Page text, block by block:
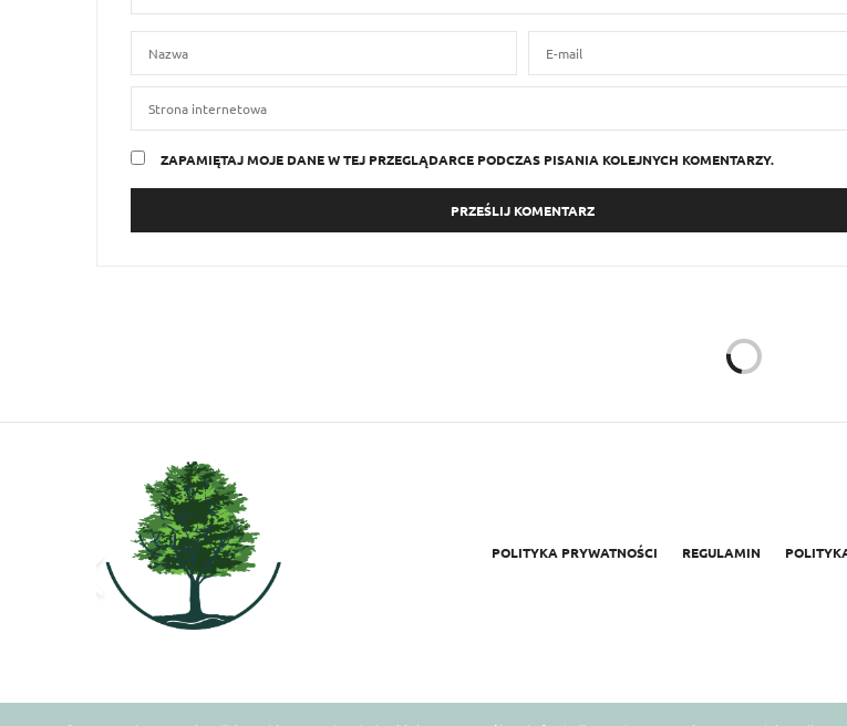
ZAPAMIĘTAJ MOJE DANE W TEJ PRZEGLĄDARCE PODCZAS PISANIA KOLEJNYCH KOMENTARZY.
Warsztaty wyjazdowe na
Kretę – odmień swoje
ANNA WĘGRZYN